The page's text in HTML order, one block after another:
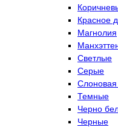
Красное
Магнолия
Светлые
Серые
Слоновая
Темные
Черно
Черные